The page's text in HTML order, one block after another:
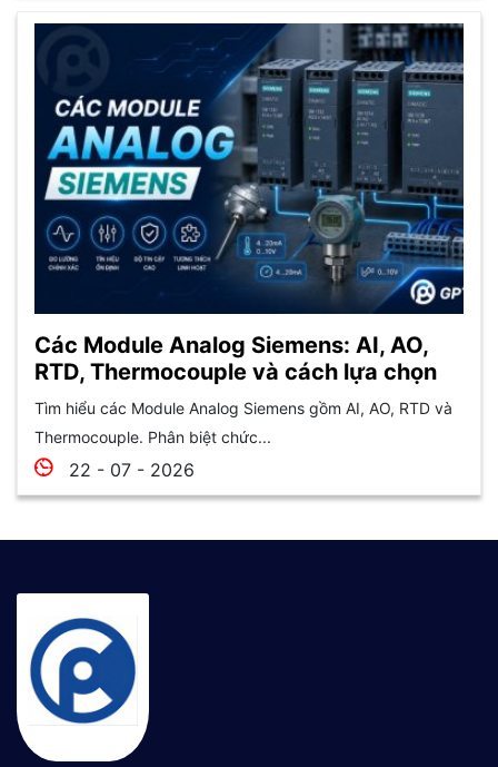
Các Module Analog Siemens: AI, AO,
RTD, Thermocouple và cách lựa chọn
Tìm hiểu các Module Analog Siemens gồm AI, AO, RTD và
Thermocouple. Phân biệt chức...
22 - 07 - 2026